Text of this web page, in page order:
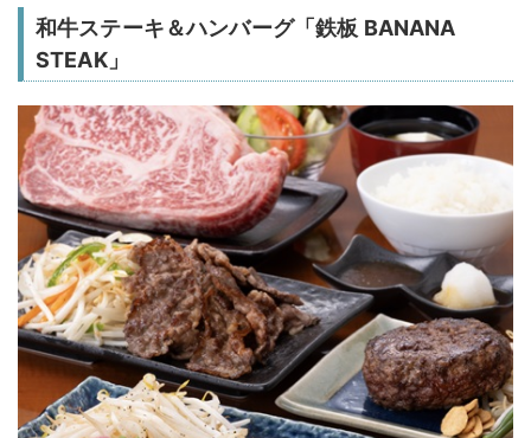
和牛ステーキ＆ハンバーグ「鉄板 BANANA
STEAK」